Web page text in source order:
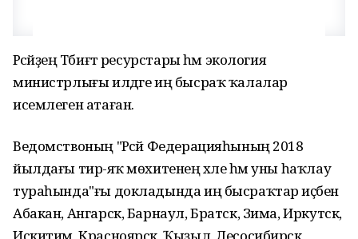
Рәсәйҙең Тәбиғәт ресурстары һәм экология
министрлығы илдәге иң бысраҡ ҡалалар
исемлеген атаған.
Ведомствоның "Рәсәй Федерацияһының 2018
йылдағы тирә-яҡ мөхитенең хәле һәм уны һаҡлау
тураһында"ғы докладында иң бысраҡтар иҫәбенә
Абакан, Ангарск, Барнаул, Братск, Зима, Иркутск,